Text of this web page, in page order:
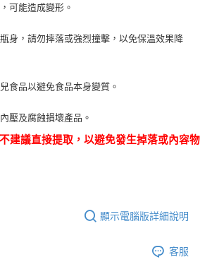
可能造成變形。
身，請勿摔落或強烈撞擊，以免保溫效果降
食品以避免食品本身變質。
壓及腐蝕損壞產品。
建議直接提取，以避免發生掉落或內容物
顯示電腦版詳細說明
客服